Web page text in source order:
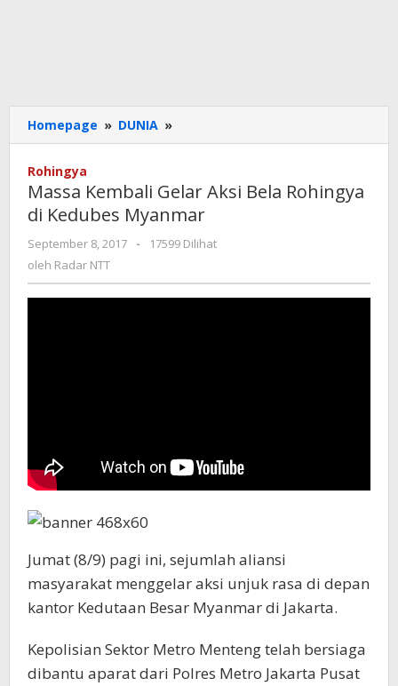
Homepage » DUNIA »
Kembali
Bela
Rohingya
di
Rohingya
Massa Kembali Gelar Aksi Bela Rohingya
di Kedubes Myanmar
September 8, 2017
oleh
-
17599 Dilihat
oleh Radar NTT
Jumat (8/9) pagi ini, sejumlah aliansi
masyarakat menggelar aksi unjuk rasa di depan
kantor Kedutaan Besar Myanmar di Jakarta.
Kepolisian Sektor Metro Menteng telah bersiaga
dibantu aparat dari Polres Metro Jakarta Pusat